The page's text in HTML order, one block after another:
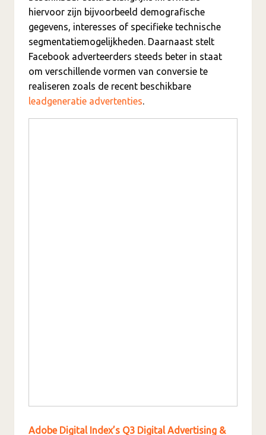
hiervoor zijn bijvoorbeeld demografische
gegevens, interesses of specifieke technische
segmentatiemogelijkheden. Daarnaast stelt
Facebook adverteerders steeds beter in staat
om verschillende vormen van conversie te
realiseren zoals de recent beschikbare
leadgeneratie advertenties.
Adobe Digital Index’s Q3 Digital Advertising &